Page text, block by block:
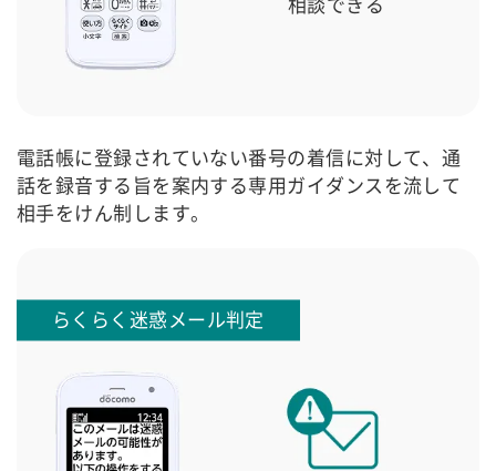
相談できる
電話帳に登録されていない番号の着信に対して、通
話を録音する旨を案内する専用ガイダンスを流して
相手をけん制します。
らくらく迷惑メール判定